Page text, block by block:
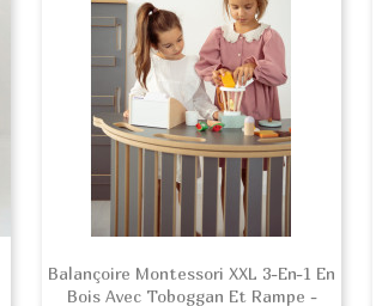
Balançoire Montessori XXL 3-En-1 En
Bois Avec Toboggan Et Rampe -